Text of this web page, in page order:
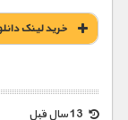
خريد لينک
1900 تومان – خريد لينک دانلود (افزودن به سبد خريد)